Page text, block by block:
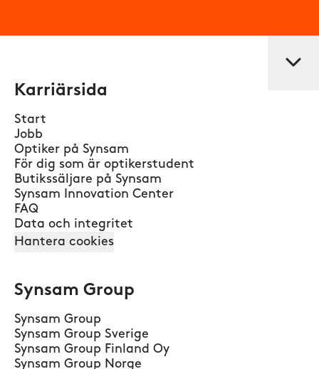
Karriärsida
Start
Jobb
Optiker på Synsam
För dig som är optikerstudent
Butikssäljare på Synsam
Synsam Innovation Center
FAQ
Data och integritet
Hantera cookies
Synsam Group
Synsam Group
Synsam Group Sverige
Synsam Group Finland Oy
Synsam Group Norge